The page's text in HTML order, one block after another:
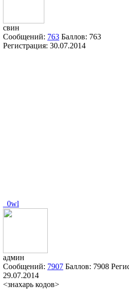
свин
Сообщений: 763 Баллов: 763
Регистрация: 30.07.2014
_0wl
админ
Сообщений: 7907 Баллов: 7908
29.07.2014
<знахарь кодов>